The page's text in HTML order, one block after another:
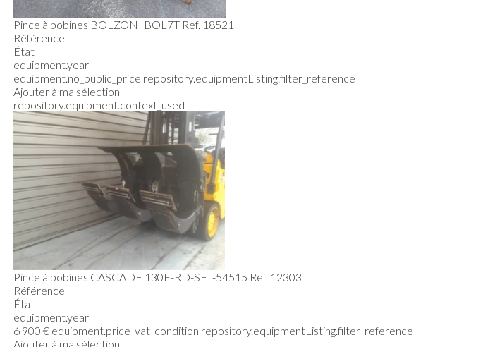
Pince à bobines BOLZONI BOL7T Ref. 18521
Référence
État
equipment.year
equipment.no_public_price repository.equipmentListing.filter_reference
Ajouter à ma sélection
repository.equipment.context_used
Pince à bobines CASCADE 130F-RD-SEL-54515 Ref. 12303
Référence
État
equipment.year
6 900 € equipment.price_vat_condition repository.equipmentListing.filter_reference
Ajouter à ma sélection